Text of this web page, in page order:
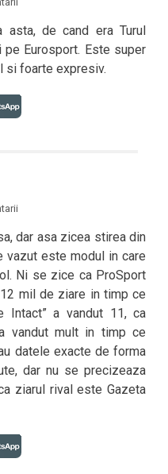
asta, de cand era Turul
Eurosport. Este super
si foarte expresiv.
dar asa zicea stirea din
vazut este modul in care
Ni se zice ca ProSport
mil de ziare in timp ce
Intact” a vandut 11, ca
vandut mult in timp ce
datele exacte de forma
dar nu se precizeaza
ziarul rival este Gazeta